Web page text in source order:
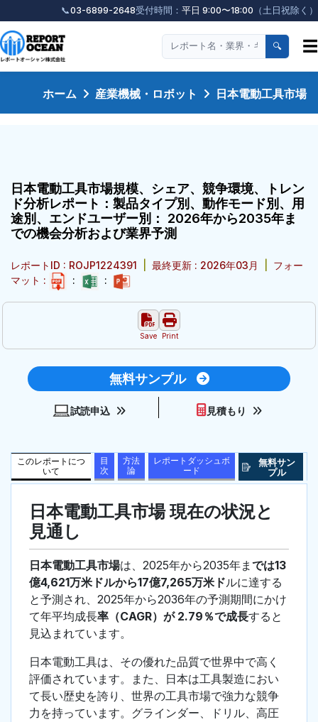
📞03-6899-2648受付時間： 平日 9:00〜18:00 （土日祝除く）
🔍 ☰
ホーム 産業機械・ロボット 日本電動工具市場
日本電動工具市場規模、シェア、競争環境、トレン
ド分析レポート：製品タイプ別、動作モード別、用
途別、エンドユーザー別： 2026年から2035年ま
での機会分析および業界予測
レポートID : ROJP1224391 最終更新 : 2026年03月
フォー
マット :
: :
Save Print
無料サンプル
試読申込 見積もり
このレポートにつ
いて
目
次
方法
論
レポートダッシュボ
ード
無料サン
プル
日本電動工具市場 現在の状況と
見通し
日本電動工具市場は、2025年から2035年ま では13
億4,621万米ドルから17億7,265万米ドルに達する
と予測され、2025年から2036年の予測期間にかけ
て年平均成長率（CAGR）が 2.79％で成長すると
見込まれています。
日本電動工具は、その優れた品質で世界中で高く
評価されています。また、日本は工具製造におい
て長い歴史を誇り、世界の工具市場で強力な競争
力を持っています。グラインダー、ドリル、高圧